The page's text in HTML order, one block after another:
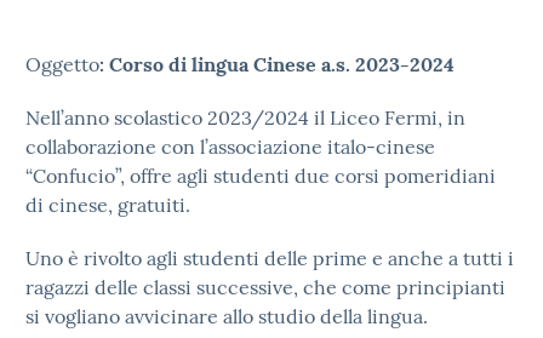
Oggetto: Corso di lingua Cinese a.s. 2023-2024
Nell’anno scolastico 2023/2024 il Liceo Fermi, in
collaborazione con l’associazione italo-cinese
“Confucio”, offre agli studenti due corsi pomeridiani
di cinese, gratuiti.
Uno è rivolto agli studenti delle prime e anche a tutti i
ragazzi delle classi successive, che come principianti
si vogliano avvicinare allo studio della lingua.